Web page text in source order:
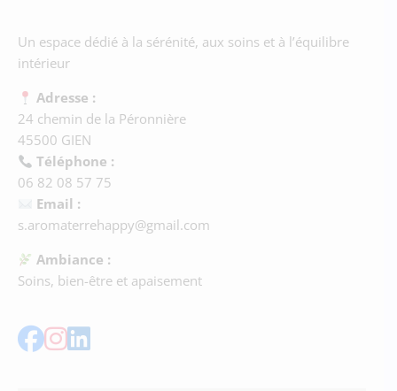
Un espace dédié à la sérénité, aux soins et à l’équilibre
intérieur
Adresse :
24 chemin de la Péronnière
45500 GIEN
Téléphone :
06 82 08 57 75
Email :
s.aromaterrehappy@gmail.com
Ambiance :
Soins, bien-être et apaisement